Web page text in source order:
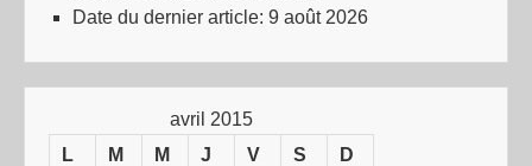
Date du dernier article: 9 août 2026
avril 2015
L
M M J V S D